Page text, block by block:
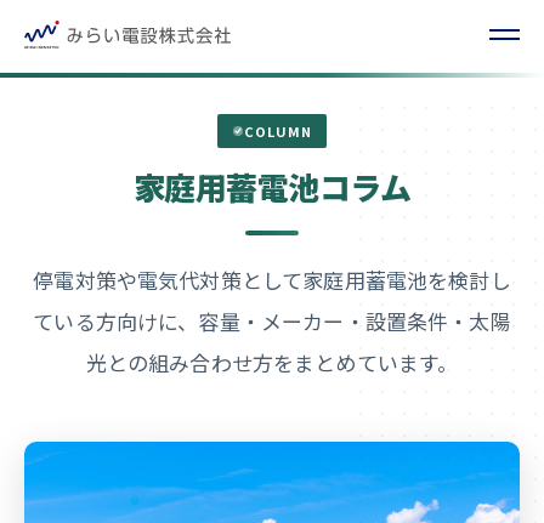
COLUMN
家庭用蓄電池コラム
停電対策や電気代対策として家庭用蓄電池を検討し
ている方向けに、容量・メーカー・設置条件・太陽
光との組み合わせ方をまとめています。